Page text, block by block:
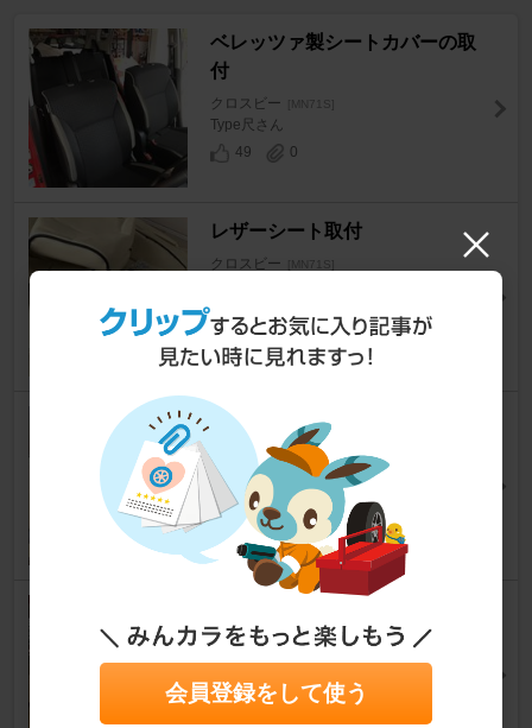
ベレッツァ製シートカバーの取
付
クロスビー [MN71S]
Type尺さん
49
0
レザーシート取付
クロスビー [MN71S]
1
イメチェン？&実用性アップす
るか⁈
クロスビー [MN71S]
こころにピースさん
29
0
クロスビー [MN71S]
k@Iさん
41
会員登録をして使う